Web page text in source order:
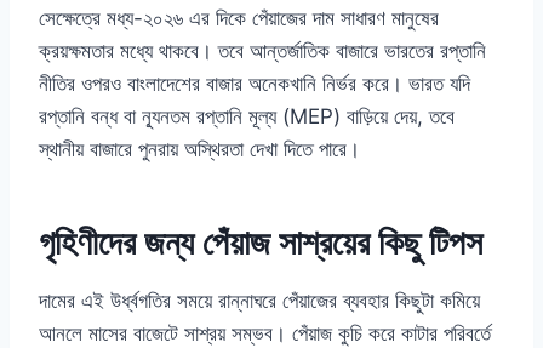
সেক্ষেত্রে মধ্য-২০২৬ এর দিকে পেঁয়াজের দাম সাধারণ মানুষের
ক্রয়ক্ষমতার মধ্যে থাকবে। তবে আন্তর্জাতিক বাজারে ভারতের রপ্তানি
নীতির ওপরও বাংলাদেশের বাজার অনেকখানি নির্ভর করে। ভারত যদি
রপ্তানি বন্ধ বা ন্যূনতম রপ্তানি মূল্য (MEP) বাড়িয়ে দেয়, তবে
স্থানীয় বাজারে পুনরায় অস্থিরতা দেখা দিতে পারে।
গৃহিণীদের জন্য পেঁয়াজ সাশ্রয়ের কিছু টিপস
দামের এই উর্ধ্বগতির সময়ে রান্নাঘরে পেঁয়াজের ব্যবহার কিছুটা কমিয়ে
আনলে মাসের বাজেটে সাশ্রয় সম্ভব। পেঁয়াজ কুচি করে কাটার পরিবর্তে